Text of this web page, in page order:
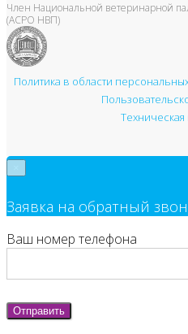
Член Национальной ветеринарной
(АСРО НВП)
Политика в области
Заявка на обратный
Ваш номер телефона
Отправить